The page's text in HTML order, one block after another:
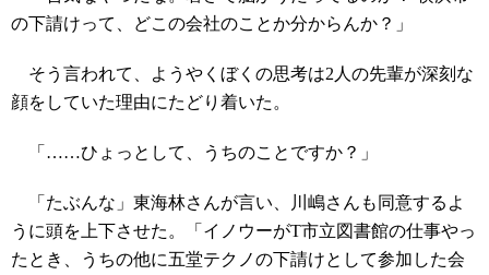
の下請けって、どこの会社のことか分からんか？」
そう言われて、ようやくぼくの思考は2人の先輩が深刻な
顔をしていた理由にたどり着いた。
「……ひょっとして、うちのことですか？」
「たぶんな」東海林さんが言い、川嶋さんも同意するよ
うに頭を上下させた。「イノウーがT市立図書館の仕事やっ
たとき、うちの他に五堂テクノの下請けとして参加した会